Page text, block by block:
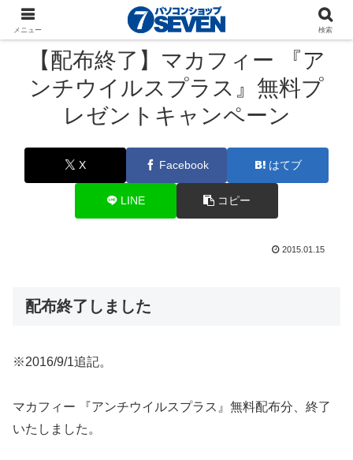
パソコンショップSEVEN ニュース キャンペーン
【配布終了】マカフィー 『ア
ンチウイルスプラス』無料プ
レゼントキャンペーン
X Facebook はてブ
LINE コピー
2015.01.15
配布終了しました
※2016/9/1追記。
マカフィー 『アンチウイルスプラス』無料配布分、終了
いたしました。
メニュー 検索